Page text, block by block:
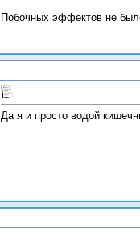
Побочных эффектов не
Да я и просто водой